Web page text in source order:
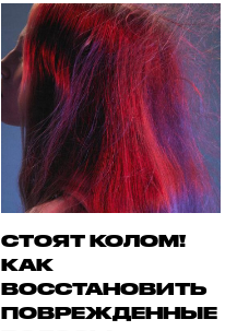
СТОЯТ КОЛОМ!
КАК
ВОССТАНОВИТЬ
ПОВРЕЖДЕННЫЕ